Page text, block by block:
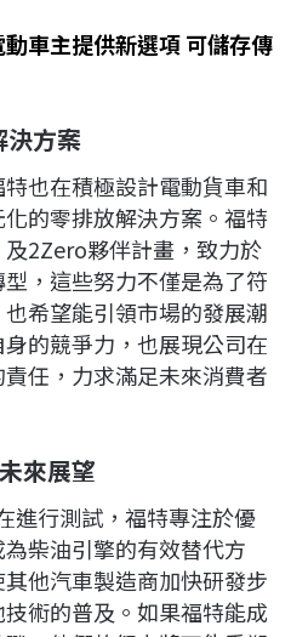
車主提供新選項 可儲存傳
決方案
也在積極設計電動貨車和
的零排放解決方案。福特
2Zero夥伴計畫，致力於
，這些努力不僅是為了符
希望能引領市場的發展潮
的競爭力，也展現公司在
任，力求滿足未來消費者
來展望
進行測試，福特專注於優
柴油引擎的有效替代方
他汽車製造商加快研發步
術的普及。如果福特能成